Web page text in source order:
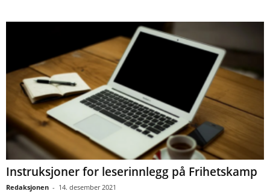
Instruksjoner for leserinnlegg på Frihetskamp
Redaksjonen - 14. desember 2021